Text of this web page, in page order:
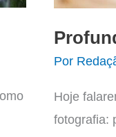
Por
Hoje
fotografia: